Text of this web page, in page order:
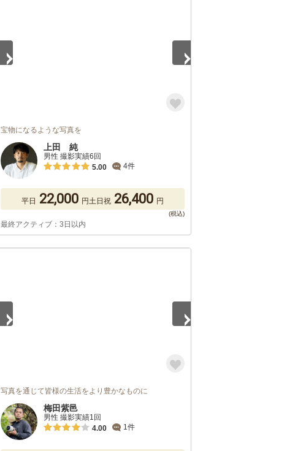
宝物になるような写真を
上田 純
男性 撮影実績6回
5.00
4件
平日 22,000 円土日祝 26,400 円
最終アクティブ：3日以内
写真を通じて皆様の生活をより豊かなものに
梅田紫邑
男性 撮影実績1回
4.00
1件